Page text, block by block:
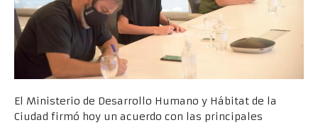
El Ministerio de Desarrollo Humano y Hábitat de la
Ciudad firmó hoy un acuerdo con las principales